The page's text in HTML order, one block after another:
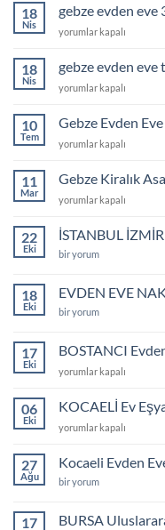
18
Nis
gebze evden
gebze
3+1
memnuniyet
için
yorumlar kapalı
18
Nis
gebze evden eve
gebze
eve
taşımacılık
için
yorumlar kapalı
10
Tem
Gebze Evden
Gebze
Eve
Nakliyat
Fiyatları
yorumlar kapalı
11
Mar
Gebze Kiralık
Gebze
Asansör
için
yorumlar kapalı
22
Eki
İSTANBUL
İSTANBUL
Eve
Nakliyat
Fiyatları
bir yorum
18
Eki
EVDEN EVE
EVDEN
için
bir yorum
17
Eki
BOSTANCI
BOSTANCI
Eve
Nakliyat
için
yorumlar kapalı
06
Eki
KOCAELİ Ev
KOCAELİ
Eşyası
Depolama
için
yorumlar kapalı
27
Ağu
Kocaeli Evden
Kocaeli
Nakliyat
Firmaları
bir yorum
17 BURSA